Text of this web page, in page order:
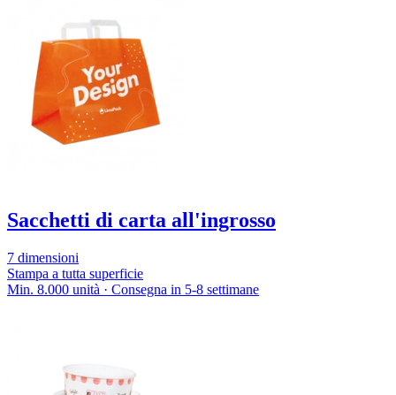
Sacchetti di carta all'ingrosso
7 dimensioni
Stampa a tutta superficie
Min. 8.000 unità · Consegna in 5-8 settimane